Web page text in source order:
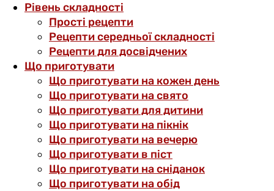
Рівень складності
Прості рецепти
Рецепти середньої складності
Рецепти для досвідчених
Що приготувати
Що приготувати на кожен день
Що приготувати на свято
Що приготувати для дитини
Що приготувати на пікнік
Що приготувати на вечерю
Що приготувати в піст
Що приготувати на сніданок
Що приготувати на обід